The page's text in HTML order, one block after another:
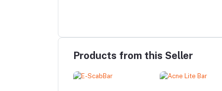
Products from this Seller